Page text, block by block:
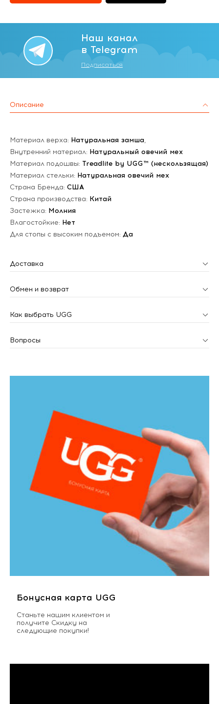
Наш канал
в Telegram
Подписаться
Описание
Материал верха: Натуральная замша,
Внутренний материал: Натуральный овечий мех
Материал подошвы: Treadlite by UGG™ (нескользящая)
Материал стельки: Натуральная овечий мех
Страна Бренда: США
Страна производства: Китай
Застежка: Молния
Влагостойкие: Нет
Для стопы с высоким подъемом: Да
Доставка
Обмен и возврат
Как выбрать UGG
Вопросы
Бонусная карта UGG
Станьте нашим клиентом и
получите Скидку на
следующие покупки!